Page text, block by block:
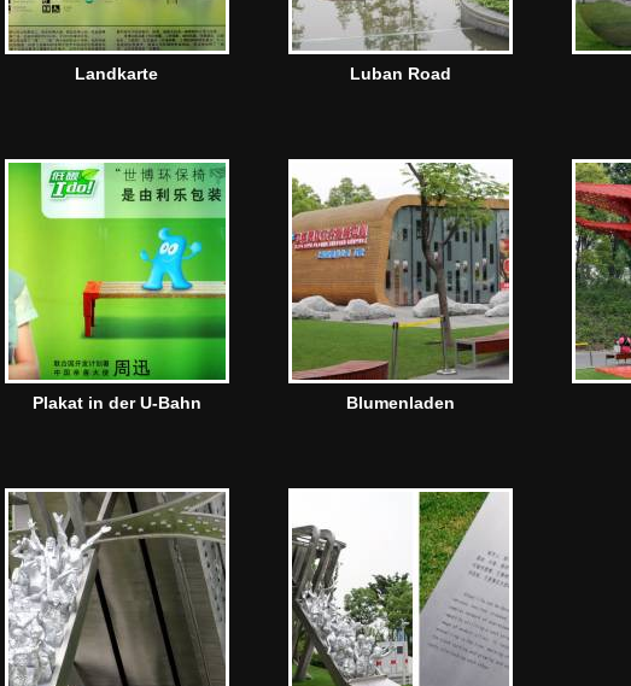
Landkarte Luban Road
Plakat in der U-Bahn Blumenladen